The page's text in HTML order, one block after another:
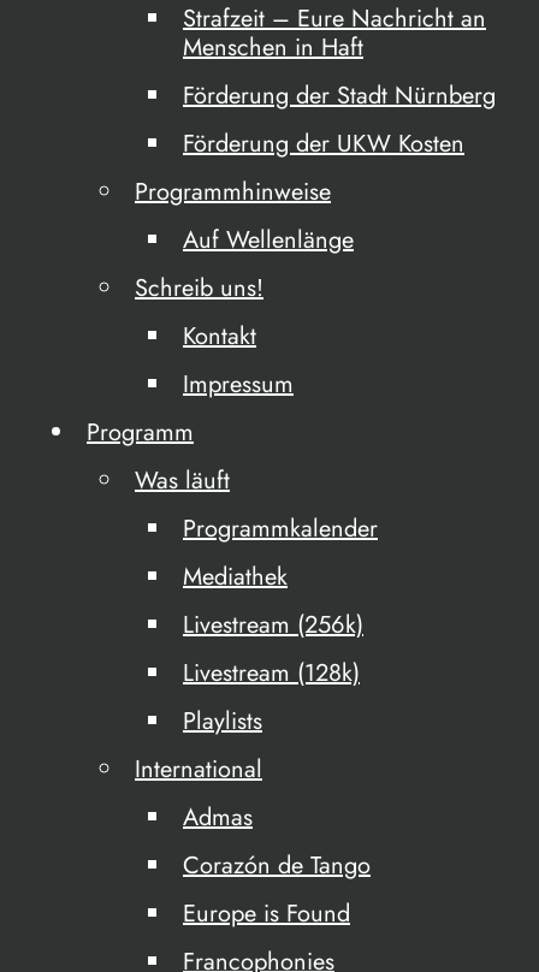
Strafzeit – Eure Nachricht an
Menschen in Haft
Förderung der Stadt Nürnberg
Förderung der UKW Kosten
Programmhinweise
Auf Wellenlänge
Schreib uns!
Kontakt
Impressum
Programm
Was läuft
Programmkalender
Mediathek
Livestream (256k)
Livestream (128k)
Playlists
International
Admas
Corazón de Tango
Europe is Found
Francophonies